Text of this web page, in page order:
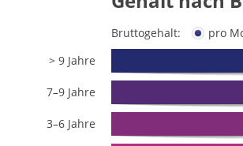
Bruttogehalt: pro
> 9 Jahre
7–9 Jahre
3–6 Jahre